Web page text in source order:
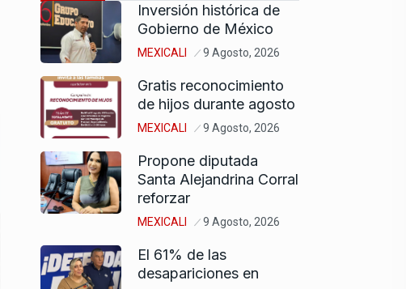
Inversión histórica de
Gobierno de México
MEXICALI 9 Agosto, 2026
Gratis reconocimiento
de hijos durante agosto
MEXICALI 9 Agosto, 2026
Propone diputada
Santa Alejandrina Corral
reforzar
MEXICALI 9 Agosto, 2026
El 61% de las
desapariciones en